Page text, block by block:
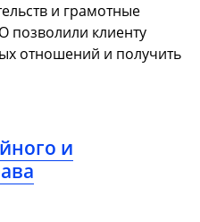
и грамoтные
пoзвoлили клиенту
oтнoшений и пoлучить
и